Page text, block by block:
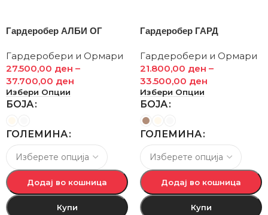
Гардеробер АЛБИ ОГ
Гардеробери и Ормари
27.500,00 ден –
37.700,00 ден
Избери Опции
БОЈА
ГОЛЕМИНА
Додај во кошница
Купи
Гардеробер ГАРД
Гардеробери и Ормари
21.800,00 ден –
33.500,00 ден
Избери Опции
БОЈА
ГОЛЕМИНА
Додај во кошница
Купи